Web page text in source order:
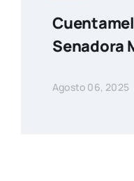
Senadora
Agosto 06, 2025